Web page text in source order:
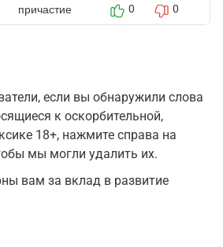
причастие 0 0
если вы обнаружили слова
к оскорбительной,
18+, нажмите справа на
мы могли удалить их.
вам за вклад в развитие